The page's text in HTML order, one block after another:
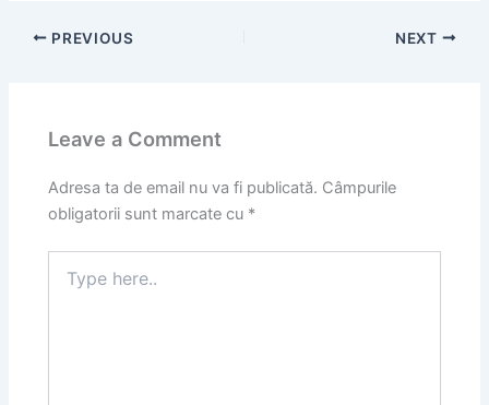
PREVIOUS NEXT
Leave a Comment
Adresa ta de email nu va fi publicată. Câmpurile
obligatorii sunt marcate cu *
here..